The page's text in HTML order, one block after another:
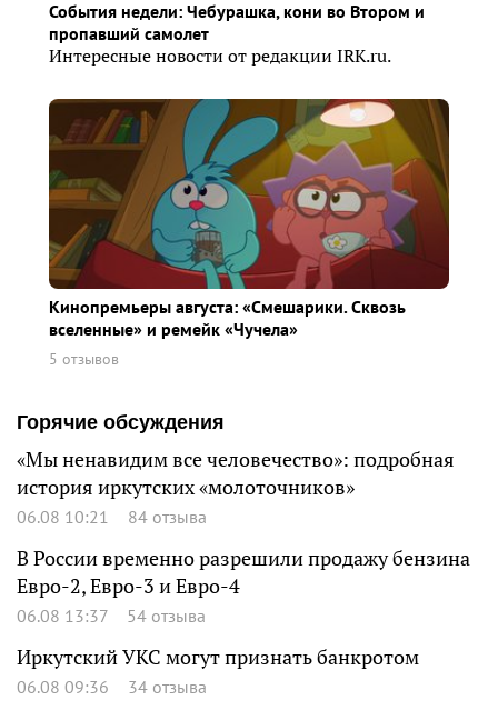
События недели: Чебурашка, кони во Втором и
пропавший самолет
Интересные новости от редакции IRK.ru.
Кинопремьеры августа: «Смешарики. Сквозь
вселенные» и ремейк «Чучела»
5 отзывов
Горячие обсуждения
«Мы ненавидим все человечество»: подробная
история иркутских «молоточников»
06.08 10:21 84 отзыва
В России временно разрешили продажу бензина
Евро-2, Евро-3 и Евро-4
06.08 13:37 54 отзыва
Иркутский УКС могут признать банкротом
06.08 09:36 34 отзыва